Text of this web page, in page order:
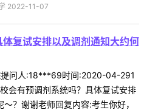
2022-11-07
复试安排以及调剂通知大约何
提问人:18***69时间:2020-04-291
会有预调剂系统吗？具体复试安排
？谢谢老师回复内容:考生你好，